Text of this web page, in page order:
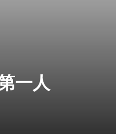
一人